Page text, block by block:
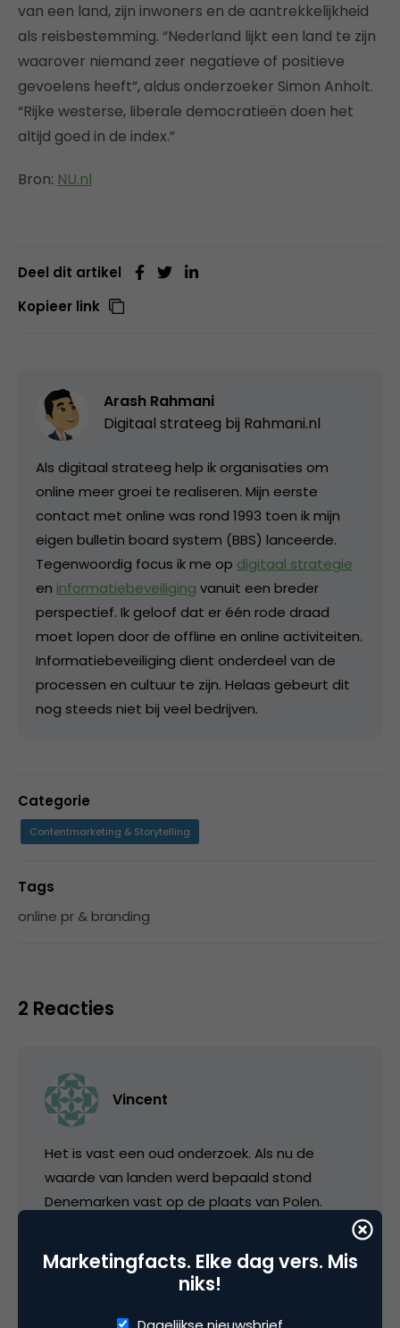
van een land, zijn inwoners en de aantrekkelijkheid
als reisbestemming. “Nederland lijkt een land te zijn
waarover niemand zeer negatieve of positieve
gevoelens heeft”, aldus onderzoeker Simon Anholt.
“Rijke westerse, liberale democratieën doen het
altijd goed in de index.”
Bron: NU.nl
Deel dit artikel
Kopieer link
Arash Rahmani
Digitaal strateeg bij Rahmani.nl
Als digitaal strateeg help ik organisaties om
online meer groei te realiseren. Mijn eerste
contact met online was rond 1993 toen ik mijn
eigen bulletin board system (BBS) lanceerde.
Tegenwoordig focus ik me op digitaal strategie
en informatiebeveiliging vanuit een breder
perspectief. Ik geloof dat er één rode draad
moet lopen door de offline en online activiteiten.
Informatiebeveiliging dient onderdeel van de
processen en cultuur te zijn. Helaas gebeurt dit
nog steeds niet bij veel bedrijven.
Categorie
Contentmarketing & Storytelling
Tags
online pr & branding
2 Reacties
Vincent
Het is vast een oud onderzoek. Als nu de
waarde van landen werd bepaald stond
Denemarken vast op de plaats van Polen.
23 februari 2006 om 21:10
Marketingfacts. Elke dag vers. Mis
niks!